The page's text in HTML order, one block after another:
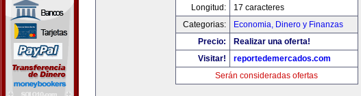
Longitud:
17 caracteres
Categorias:
Economia, Dinero y Finanzas
Precio:
Realizar una oferta!
Visitar!
reportedemercados.com
Serán consideradas ofertas